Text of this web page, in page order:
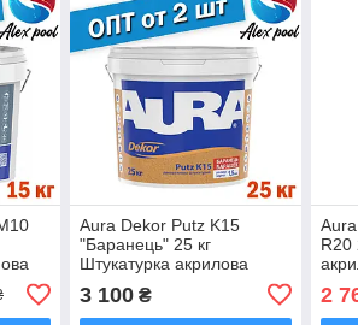
Aura Dekor Putz K15
"Баранець" 25 кг
Штукатурка акрилова
структурна, модифікована
силіконом, Зерно1,5 мм
3 100₴
R20
2